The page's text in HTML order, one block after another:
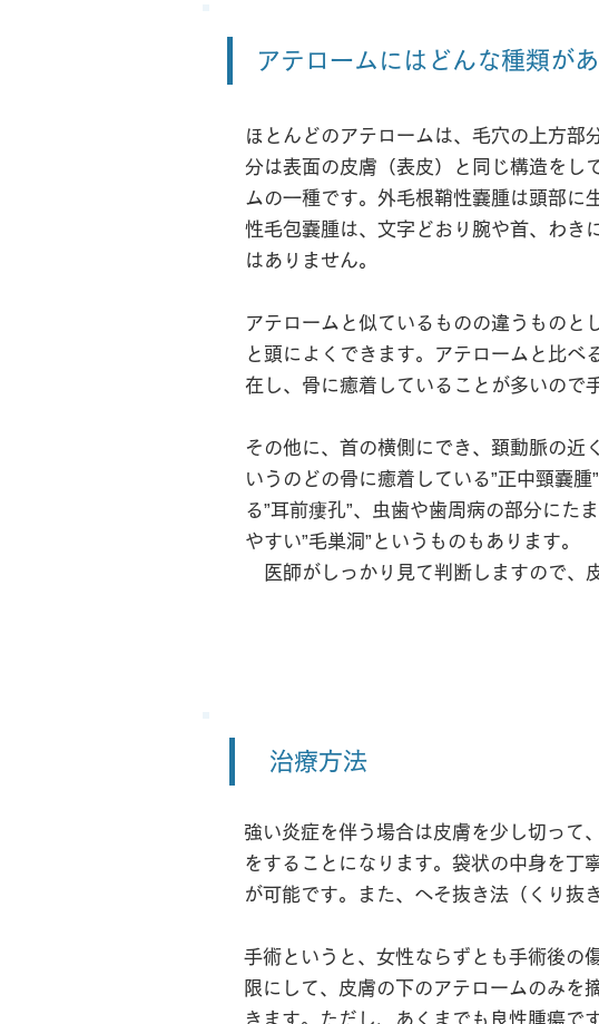
アテロームにはどんな種類が
ほとんどのアテロームは、毛穴の上方部
分は表面の皮膚（表皮）と同じ構造をし
ムの一種です。外毛根鞘性嚢腫は頭部に
性毛包嚢腫は、文字どおり腕や首、わき
はありません。
アテロームと似ているものの違うものと
と頭によくできます。アテロームと比
在し、骨に癒着していることが多いので
その他に、首の横側にでき、頚動脈の近
いうのどの骨に癒着している”正中頸嚢
る”耳前瘻孔”、虫歯や歯周病の部分にた
やすい”毛巣洞”というものもあります。
医師がしっかり見て判断しますので、
​治療方法
強い炎症を伴う場合は皮膚を少し切って
をすることになります。袋状の中身を丁
が可能です。また、へそ抜き法（くり抜
手術というと、女性ならずとも手術後の
限にして、皮膚の下のアテロームのみを
きます。ただし、あくまでも良性腫瘍で